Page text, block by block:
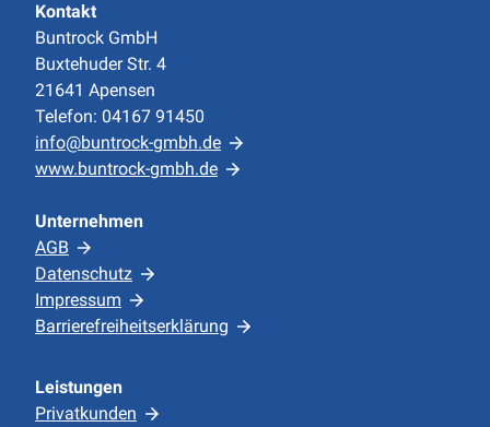
Kontakt
Buntrock GmbH
Buxtehuder Str. 4
21641 Apensen
Telefon: 04167 91450
info@buntrock-gmbh.de
www.buntrock-gmbh.de
Unternehmen
AGB
Datenschutz
Impressum
Barrierefreiheitserklärung
Leistungen
Privatkunden